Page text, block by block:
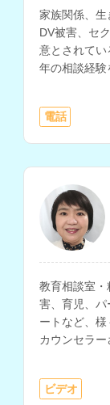
家族関係、生
DV被害、セ
意とされて
年の相談経
安、自己嫌
電話
教育相談室
害、育児、
ートなど、
カウンセラ
着障害、子
ています。
ビデオ